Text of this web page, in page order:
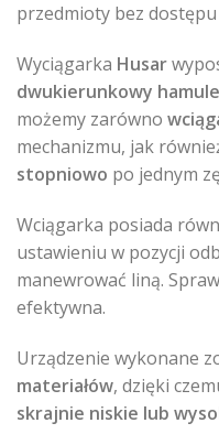
przedmioty bez
Wyciągarka Husar
dwukierunkowy
możemy zarówno
mechanizmu, jak
stopniowo po jednym
Wciągarka posiada
ustawieniu w pozycji
manewrować liną.
efektywna.
Urządzenie wykonane
materiałów, dzięki
skrajnie niskie lub